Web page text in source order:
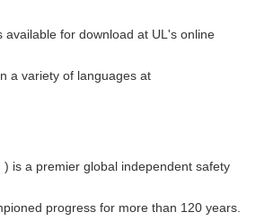
for download at UL's online
a variety of languages at
) is a premier global independent safety
progress for more than 120 years.